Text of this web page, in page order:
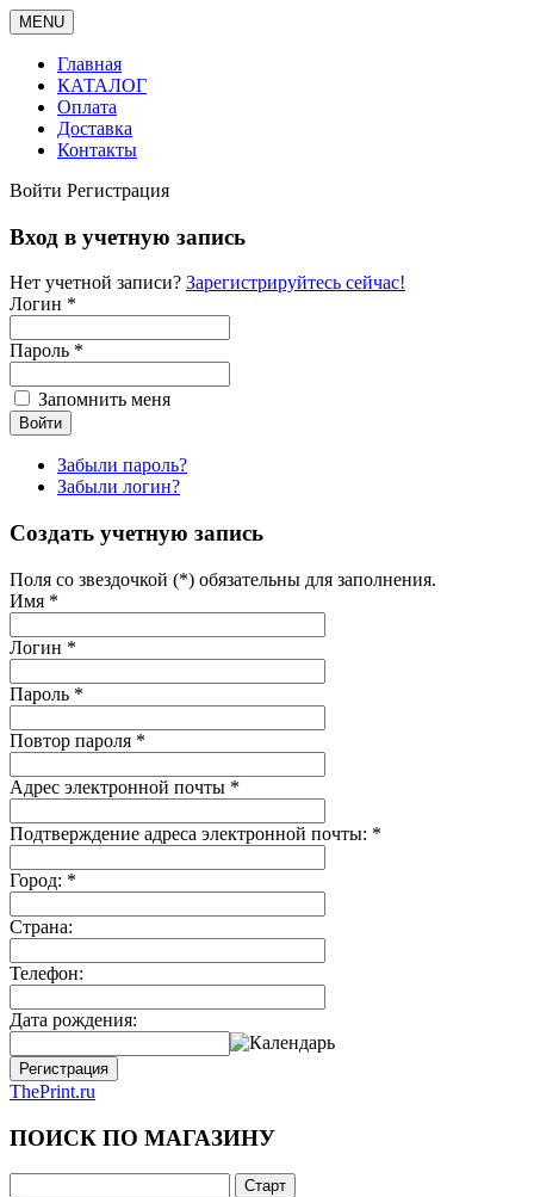
MENU
Главная
КАТАЛОГ
Оплата
Доставка
Контакты
Войти Регистрация
Вход в учетную запись
Нет учетной записи? Зарегистрируйтесь сейчас!
Логин *
Пароль *
Запомнить меня
Забыли пароль?
Забыли логин?
Создать учетную запись
Поля со звездочкой (*) обязательны для заполнения.
Имя *
Логин *
Пароль *
Повтор пароля *
Адрес электронной почты *
Подтверждение адреса электронной почты: *
Город: *
Страна:
Телефон:
Дата рождения:
Регистрация
ThePrint.ru
ПОИСК ПО МАГАЗИНУ